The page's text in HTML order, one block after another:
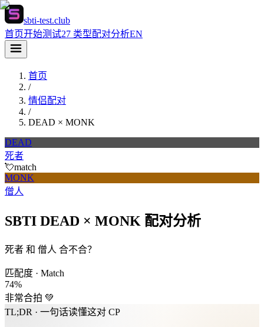
sbti-test.club
首页开始测试27 类型配对分析EN
首页
/
情侣配对
/
DEAD × MONK
DEAD
死者
💘match
MONK
僧人
SBTI DEAD × MONK 配对分析
死者 和 僧人 合不合？
匹配度 · Match
74%
非常合拍 💚
TL;DR · 一句话读懂这对 CP